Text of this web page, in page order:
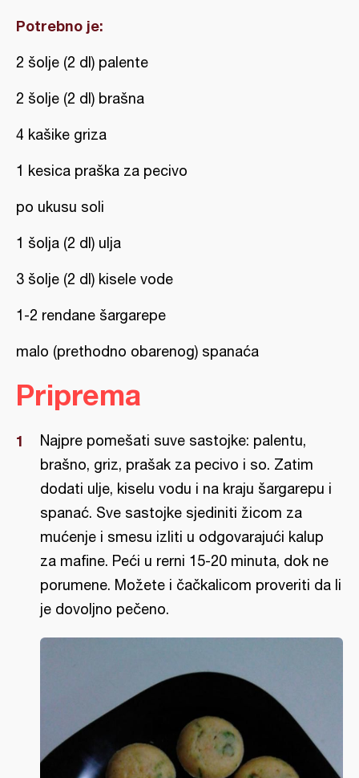
Potrebno je:
2 šolje (2 dl) palente
2 šolje (2 dl) brašna
4 kašike griza
1 kesica praška za pecivo
po ukusu soli
1 šolja (2 dl) ulja
3 šolje (2 dl) kisele vode
1-2 rendane šargarepe
malo (prethodno obarenog) spanaća
Priprema
Najpre pomešati suve sastojke: palentu,
brašno, griz, prašak za pecivo i so. Zatim
dodati ulje, kiselu vodu i na kraju šargarepu i
spanać. Sve sastojke sjediniti žicom za
mućenje i smesu izliti u odgovarajući kalup
za mafine. Peći u rerni 15-20 minuta, dok ne
porumene. Možete i čačkalicom proveriti da li
je dovoljno pečeno.